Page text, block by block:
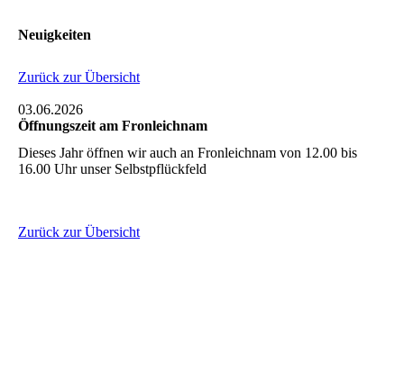
Neuigkeiten
Zurück zur Übersicht
03.06.2026
Öffnungszeit am Fronleichnam
Dieses Jahr öffnen wir auch an Fronleichnam von 12.00 bis
16.00 Uhr unser Selbstpflückfeld
Zurück zur Übersicht